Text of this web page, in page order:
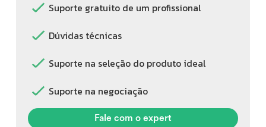
Suporte gratuito de um profissional
Dúvidas técnicas
Suporte na seleção do produto ideal
Suporte na negociação
Fale com o expert